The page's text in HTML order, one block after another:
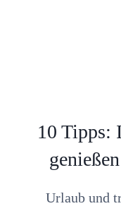
10 Tipps:
Urlaub und